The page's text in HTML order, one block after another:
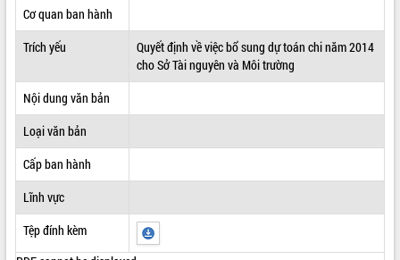
HỆ THỐNG VĂN BẢN
VĂN BẢN HĐND TỈNH
ĐIỂM TIN VĂN BẢN
Cơ quan ban hành
Trích yếu
Quyết định về việc bổ sung dự toán chi năm 2014
cho Sở Tài nguyên và Môi trường
Nội dung văn bản
Loại văn bản
Cấp ban hành
Lĩnh vực
Tệp đính kèm